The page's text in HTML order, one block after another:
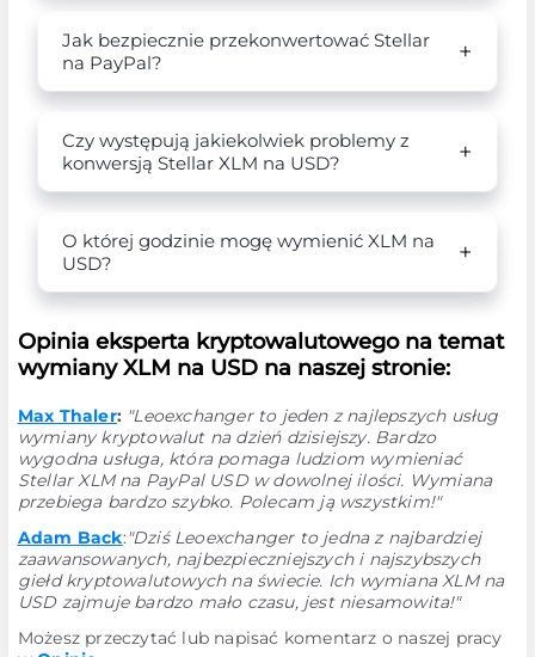
Jak bezpiecznie przekonwertować Stellar
na PayPal?
Czy występują jakiekolwiek problemy z
konwersją Stellar XLM na USD?
O której godzinie mogę wymienić XLM na
USD?
Opinia eksperta kryptowalutowego na temat
wymiany XLM na USD na naszej stronie:
Max Thaler: "Leoexchanger to jeden z najlepszych usług
wymiany kryptowalut na dzień dzisiejszy. Bardzo
wygodna usługa, która pomaga ludziom wymieniać
Stellar XLM na PayPal USD w dowolnej ilości. Wymiana
przebiega bardzo szybko. Polecam ją wszystkim!"
Adam Back:"Dziś Leoexchanger to jedna z najbardziej
zaawansowanych, najbezpieczniejszych i najszybszych
giełd kryptowalutowych na świecie. Ich wymiana XLM na
USD zajmuje bardzo mało czasu, jest niesamowita!"
Możesz przeczytać lub napisać komentarz o naszej pracy